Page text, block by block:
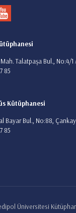
Talatpaşa Bul., No:4/1
85
Kütüphanesi
Bayar Bul., No:88,
85
Üniversitesi